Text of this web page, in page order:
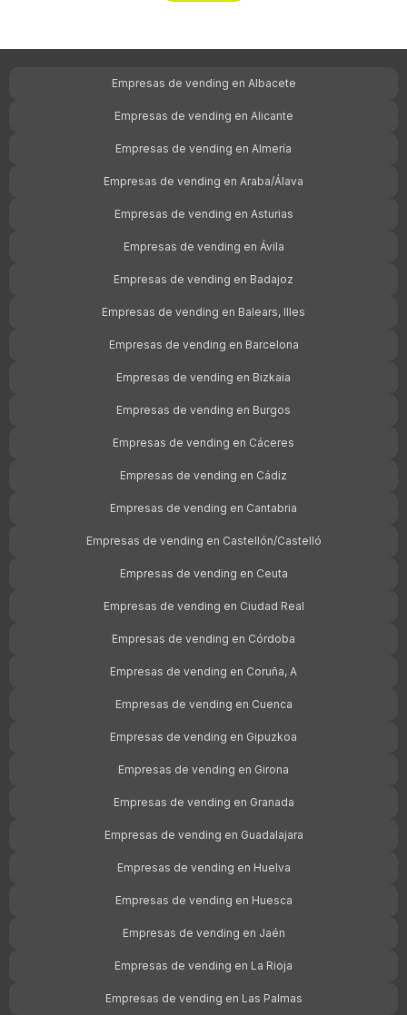
Empresas de vending en Albacete
Empresas de vending en Alicante
Empresas de vending en Almería
Empresas de vending en Araba/Álava
Empresas de vending en Asturias
Empresas de vending en Ávila
Empresas de vending en Badajoz
Empresas de vending en Balears, Illes
Empresas de vending en Barcelona
Empresas de vending en Bizkaia
Empresas de vending en Burgos
Empresas de vending en Cáceres
Empresas de vending en Cádiz
Empresas de vending en Cantabria
Empresas de vending en Castellón/Castelló
Empresas de vending en Ceuta
Empresas de vending en Ciudad Real
Empresas de vending en Córdoba
Empresas de vending en Coruña, A
Empresas de vending en Cuenca
Empresas de vending en Gipuzkoa
Empresas de vending en Girona
Empresas de vending en Granada
Empresas de vending en Guadalajara
Empresas de vending en Huelva
Empresas de vending en Huesca
Empresas de vending en Jaén
Empresas de vending en La Rioja
Empresas de vending en Las Palmas